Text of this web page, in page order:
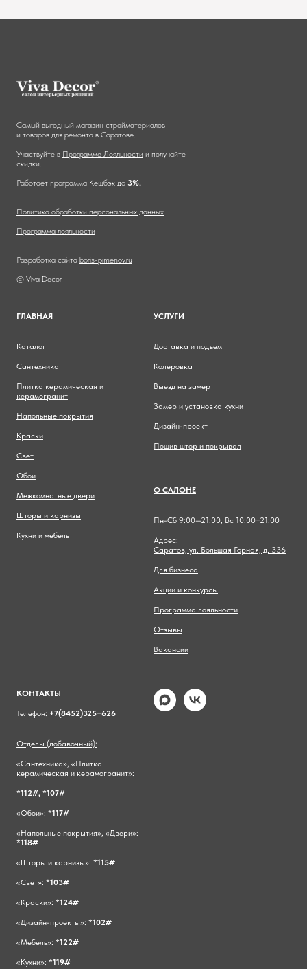
Самый выгодный магазин стройматериалов
и товаров для ремонта в Саратове.
Участвуйте в Программе Лояльности и получайте
скидки.
Работает программа Кешбэк до 3%.
Политика обработки персональных данных
Программа лояльности
Разработка сайта boris-pimenov.ru
© Viva Decor
ГЛАВНАЯ
Каталог
Сантехника
Плитка керамическая и
керамогранит
Напольные покрытия
Краски
Свет
Обои
Межкомнатные двери
Шторы и карнизы
Кухни и мебель
УСЛУГИ
Доставка и подъем
Колеровка
Выезд на замер
Замер и установка кухни
Дизайн-проект
Пошив штор и покрывал
О САЛОНЕ
Пн-Сб 9:00—21:00, Вс 10:00−21:00
Адрес:
Саратов, ул. Большая Горная, д. 336
Для бизнеса
Акции и конкурсы
Программа лояльности
Отзывы
Вакансии
КОНТАКТЫ
Телефон: +7(8452)325−626
Отделы (добавочный):
«Сантехника», «Плитка
керамическая и керамогранит»:
*112#, *107#
«Обои»: *117#
«Напольные покрытия», «Двери»:
*118#
«Шторы и карнизы»: *115#
«Свет»: *103#
«Краски»: *124#
«Дизайн-проекты»: *102#
«Мебель»: *122#
«Кухни»: *119#